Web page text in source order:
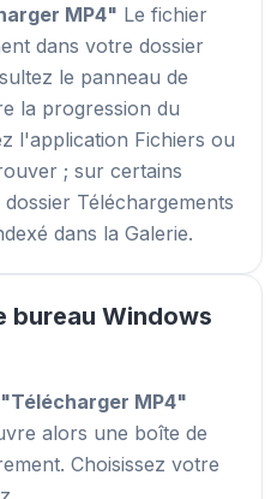
MP4" Le fichier
dans votre dossier
le panneau de
la progression du
l'application Fichiers ou
; sur certains
Téléchargements
dans la Galerie.
bureau Windows
"Télécharger MP4"
alors une boîte de
Choisissez votre